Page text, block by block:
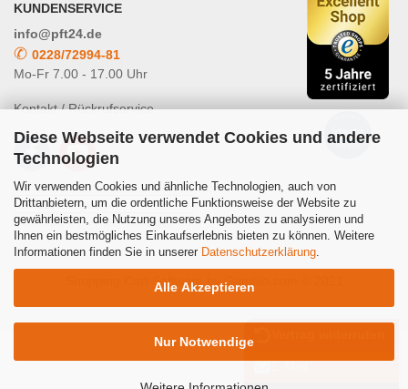
Diese Webseite verwendet Cookies und andere
Technologien
Wir verwenden Cookies und ähnliche Technologien, auch von
Drittanbietern, um die ordentliche Funktionsweise der Website zu
gewährleisten, die Nutzung unseres Angebotes zu analysieren und
Ihnen ein bestmögliches Einkaufserlebnis bieten zu können. Weitere
Informationen finden Sie in unserer Datenschutzerklärung
Alle Akzeptieren
Nur Notwendige
KUNDENSERVICE
info@pft24.de
✆ 0228/72994-81
Mo-Fr 7.00 - 17.00 Uhr
Kontakt / Rückrufservice
Powered by Translate
Shopping Cart Software by Gambio.com © 2021